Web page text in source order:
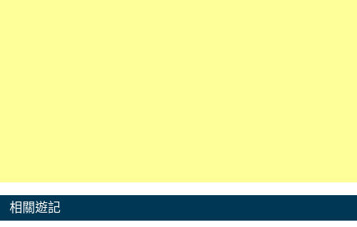
相關遊記